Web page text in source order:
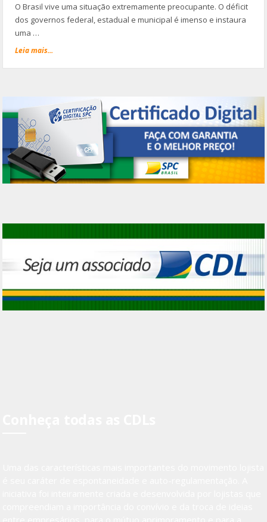
O Brasil vive uma situação extremamente preocupante. O déficit
dos governos federal, estadual e municipal é imenso e instaura
uma …
Leia mais...